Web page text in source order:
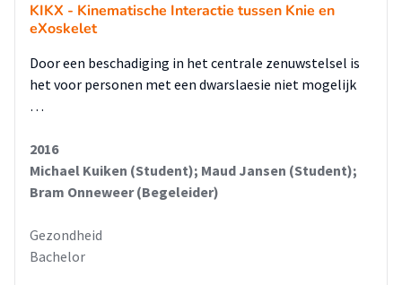
KIKX - Kinematische Interactie tussen Knie en
eXoskelet
Door een beschadiging in het centrale zenuwstelsel is
het voor personen met een dwarslaesie niet mogelijk
…
2016
Michael Kuiken (Student); Maud Jansen (Student);
Bram Onneweer (Begeleider)
Gezondheid
Bachelor